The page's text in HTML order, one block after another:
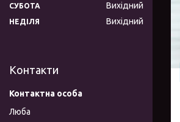
СУБОТА Вихідний
НЕДІЛЯ Вихідний
Контакти
Люба